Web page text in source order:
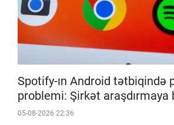
Spotify-ın Android tətbiqində
problemi: Şirkət araşdırmaya
05-08-2026 22:36